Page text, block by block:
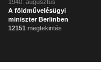
1940. augusztus
A földművelésügyi
miniszter Berlinben
12151 megtekintés